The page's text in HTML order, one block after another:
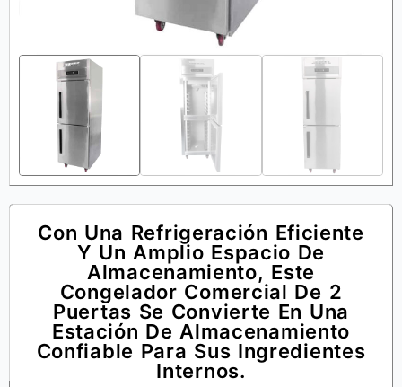
Con Una Refrigeración Eficiente
Y Un Amplio Espacio De
Almacenamiento, Este
Congelador Comercial De 2
Puertas Se Convierte En Una
Estación De Almacenamiento
Confiable Para Sus Ingredientes
Internos.